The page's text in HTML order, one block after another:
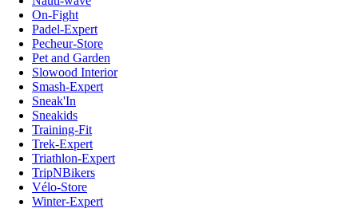
On-Fight
Padel-Expert
Pecheur-Store
Pet and Garden
Slowood Interior
Smash-Expert
Sneak'In
Sneakids
Training-Fit
Trek-Expert
Triathlon-Expert
TripNBikers
Vélo-Store
Winter-Expert